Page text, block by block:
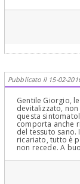
Pubblicato il 15-02-
Gentile Giorgio,
devitalizzato,
questa
comporta anche
del tessuto sano.
ricariato, tutto è
non recede. A